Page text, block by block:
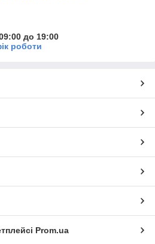
до 19:00
роботи
Prom.ua